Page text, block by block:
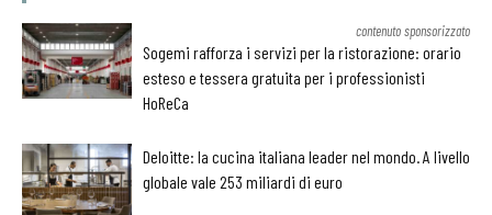
contenuto sponsorizzato
Sogemi rafforza i servizi per la ristorazione: orario
esteso e tessera gratuita per i professionisti
HoReCa
Deloitte: la cucina italiana leader nel mondo. A livello
globale vale 253 miliardi di euro